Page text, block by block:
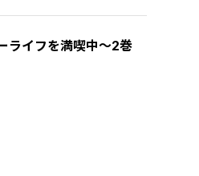
ライフを満喫中～2巻